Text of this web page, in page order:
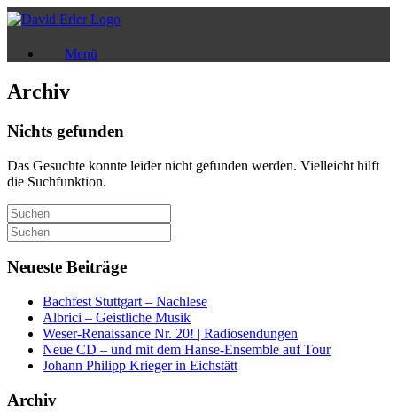
Zum
Inhalt
Menü
Archiv
Nichts gefunden
Das Gesuchte konnte leider nicht gefunden werden. Vielleicht hilft
die Suchfunktion.
Suchen
nach:
Suchen
nach:
Neueste Beiträge
Bachfest Stuttgart – Nachlese
Albrici – Geistliche Musik
Weser-Renaissance Nr. 20! | Radiosendungen
Neue CD – und mit dem Hanse-Ensemble auf Tour
Johann Philipp Krieger in Eichstätt
Archiv